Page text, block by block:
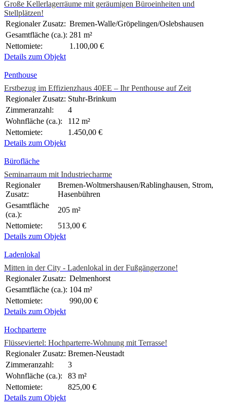
Große Kellerlagerräume mit geräumigen Büroeinheiten und
Stellplätzen!
Regionaler Zusatz: Bremen-Walle/Gröpelingen/Oslebshausen
Gesamtfläche (ca.): 281 m²
Nettomiete:
1.100,00 €
Details zum Objekt
Penthouse
Erstbezug im Effizienzhaus 40EE – Ihr Penthouse auf Zeit
Regionaler Zusatz: Stuhr-Brinkum
Zimmeranzahl:
4
Wohnfläche (ca.):
112 m²
Nettomiete:
1.450,00 €
Details zum Objekt
Bürofläche
Seminarraum mit Industriecharme
Regionaler
Zusatz:
Bremen-Woltmershausen/Rablinghausen, Strom,
Hasenbühren
Gesamtfläche
(ca.):
205 m²
Nettomiete:
513,00 €
Details zum Objekt
Ladenlokal
Mitten in der City - Ladenlokal in der Fußgängerzone!
Regionaler Zusatz: Delmenhorst
Gesamtfläche (ca.): 104 m²
Nettomiete:
990,00 €
Details zum Objekt
Hochparterre
Flüsseviertel: Hochparterre-Wohnung mit Terrasse!
Regionaler Zusatz: Bremen-Neustadt
Zimmeranzahl:
3
Wohnfläche (ca.):
83 m²
Nettomiete:
825,00 €
Details zum Objekt